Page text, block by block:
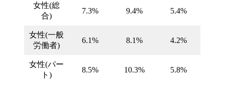
女性(総
合)
7.3% 9.4% 5.4%
女性(一般
労働者)
6.1% 8.1% 4.2%
女性(パー
ト)
8.5% 10.3% 5.8%